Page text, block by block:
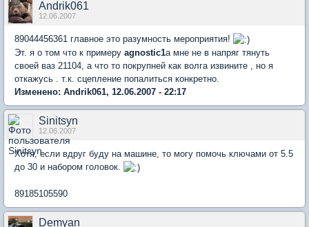
Andrik061
12.06.2007
89044456361 главное это разумность мероприятия!
Эт. я о том что к примеру agnostic1а мне не в напряг тянуть
своей ваз 21104, а что то покрупней как волга извините , но я
откажусь . т.к. сцепление попалиться конкретно.
Изменено: Andrik061, 12.06.2007 - 22:17
Sinitsyn
12.06.2007
Хотя, если вдруг буду на машине, то могу помочь ключами от 5.5
до 30 и набором головок.
89185105590
Demyan